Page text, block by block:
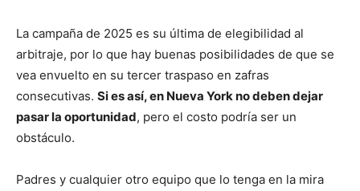
La campaña de 2025 es su última de elegibilidad al
arbitraje, por lo que hay buenas posibilidades de que se
vea envuelto en su tercer traspaso en zafras
consecutivas. Si es así, en Nueva York no deben dejar
pasar la oportunidad, pero el costo podría ser un
obstáculo.
Padres y cualquier otro equipo que lo tenga en la mira